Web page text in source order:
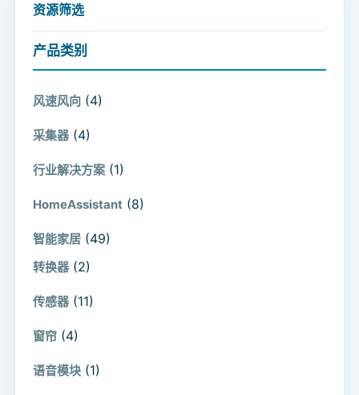
资源筛选
产品类别
风速风向 (4)
采集器 (4)
行业解决方案 (1)
HomeAssistant (8)
智能家居 (49)
转换器 (2)
传感器 (11)
窗帘 (4)
语音模块 (1)